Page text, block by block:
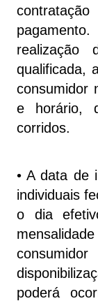
realização
qualificada,
consumidor
e horário,
corridos.
• A data de
individuais
o dia
poderá